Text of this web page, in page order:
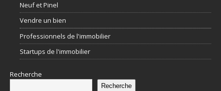
Neuf et Pinel
Vendre un bien
Professionnels de l'immobilier
Startups de l'immobilier
Recherche
Recherche